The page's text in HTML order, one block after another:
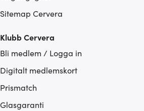
Sitemap Cervera
Klubb Cervera
Bli medlem / Logga in
Digitalt medlemskort
Prismatch
Glasgaranti